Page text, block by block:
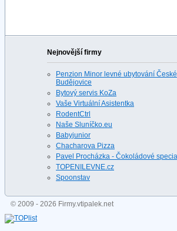
Nejnovější firmy
Penzion Minor levné ubytování České
Budějovice
Bytový servis KoZa
Vaše Virtuální Asistentka
RodentCtrl
Naše Sluníčko.eu
Babyjunior
Chacharova Pizza
Pavel Procházka - Čokoládové
TOPENILEVNE.cz
Spoonstav
© 2009 - 2026 Firmy.vtipalek.net